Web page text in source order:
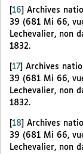
16
Archives
39 (681 Mi 66,
Lechevalier, non
1832.
17
Archives
39 (681 Mi 66,
Lechevalier, non
1832.
[18] Archives
39 (681 Mi 66,
Lechevalier, non